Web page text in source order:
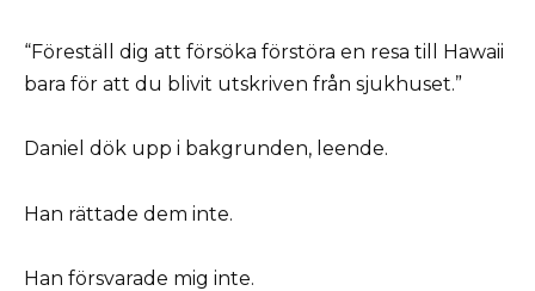
“Föreställ dig att försöka förstöra en resa till Hawaii
bara för att du blivit utskriven från sjukhuset.”
Daniel dök upp i bakgrunden, leende.
Han rättade dem inte.
Han försvarade mig inte.